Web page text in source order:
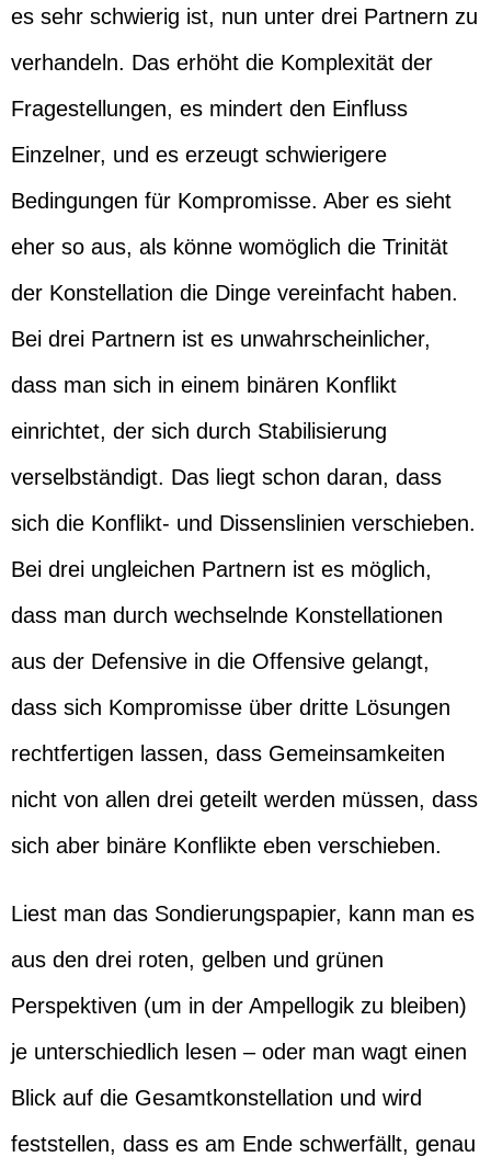
es sehr schwierig ist, nun unter drei Partnern zu
verhandeln. Das erhöht die Komplexität der
Fragestellungen, es mindert den Einfluss
Einzelner, und es erzeugt schwierigere
Bedingungen für Kompromisse. Aber es sieht
eher so aus, als könne womöglich die Trinität
der Konstellation die Dinge vereinfacht haben.
Bei drei Partnern ist es unwahrscheinlicher,
dass man sich in einem binären Konflikt
einrichtet, der sich durch Stabilisierung
verselbständigt. Das liegt schon daran, dass
sich die Konflikt- und Dissenslinien verschieben.
Bei drei ungleichen Partnern ist es möglich,
dass man durch wechselnde Konstellationen
aus der Defensive in die Offensive gelangt,
dass sich Kompromisse über dritte Lösungen
rechtfertigen lassen, dass Gemeinsamkeiten
nicht von allen drei geteilt werden müssen, dass
sich aber binäre Konflikte eben verschieben.
Liest man das Sondierungspapier, kann man es
aus den drei roten, gelben und grünen
Perspektiven (um in der Ampellogik zu bleiben)
je unterschiedlich lesen – oder man wagt einen
Blick auf die Gesamtkonstellation und wird
feststellen, dass es am Ende schwerfällt, genau